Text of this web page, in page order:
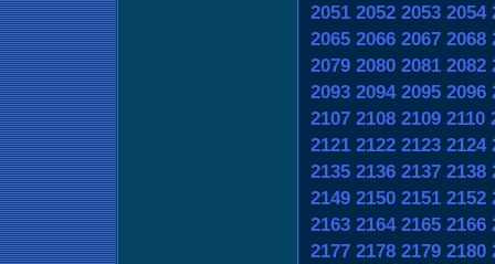
2051 2052 2053 2054
2065 2066 2067 2068
2079 2080 2081 2082
2093 2094 2095 2096
2107 2108 2109 2110
2121 2122 2123 2124
2135 2136 2137 2138
2149 2150 2151 2152
2163 2164 2165 2166
2177 2178 2179 2180